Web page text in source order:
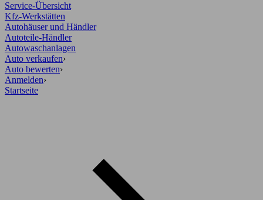
Service-Übersicht
Kfz-Werkstätten
Autohäuser und Händler
Autoteile-Händler
Autowaschanlagen
Auto verkaufen›
Auto bewerten›
Anmelden›
Startseite